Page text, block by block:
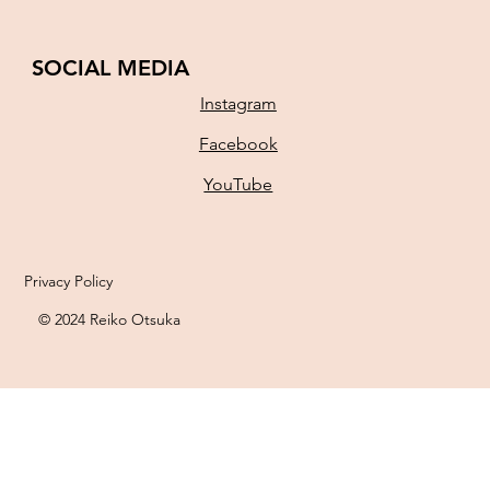
SOCIAL MEDIA
Instagram
Facebook
YouTube
Privacy Policy
© 2024 Reiko Otsuka